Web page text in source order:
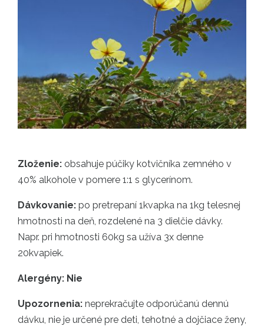
Zloženie: obsahuje púčiky kotvičníka zemného v
40% alkohole v pomere 1:1 s glycerínom.
Dávkovanie: po pretrepaní 1kvapka na 1kg telesnej
hmotnosti na deň, rozdelené na 3 dielčie dávky.
Napr. pri hmotnosti 60kg sa užíva 3x denne
20kvapiek.
Alergény: Nie
Upozornenia: neprekračujte odporúčanú dennú
dávku, nie je určené pre deti, tehotné a dojčiace ženy,